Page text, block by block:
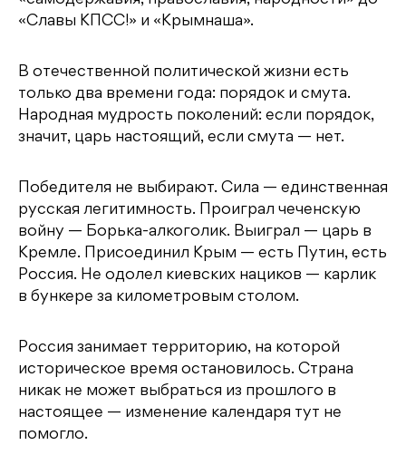
«Славы КПСС!» и «Крымнаша».
В отечественной политической жизни есть
только два времени года: порядок и смута.
Народная мудрость поколений: если порядок,
значит, царь настоящий, если смута — нет.
Победителя не выбирают. Сила — единственная
русская легитимность. Проиграл чеченскую
войну — Борька-алкоголик. Выиграл — царь в
Кремле. Присоединил Крым — есть Путин, есть
Россия. Не одолел киевских нациков — карлик
в бункере за километровым столом.
Россия занимает территорию, на которой
историческое время остановилось. Страна
никак не может выбраться из прошлого в
настоящее — изменение календаря тут не
помогло.